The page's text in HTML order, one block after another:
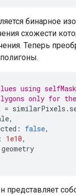
бинарное
схожести
Теперь
using
only for the
= similarPixels .
,
: false,
: 1e10,
geometry